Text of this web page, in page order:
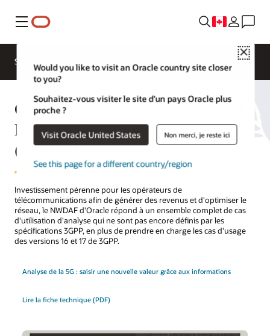
Menu
Close
Would you like to visit an Oracle country site closer
to you?
Souhaitez-vous visiter le site d’un pays Oracle plus
proche ?
Visit Oracle United States Non merci, je reste ici
See this page for a different country/region
Solutions
Oracle Communications Network
Data Analytics Function
(NWDAF)
Investissement pérenne pour les opérateurs de
télécommunications afin de générer des revenus et d'optimiser le
réseau, le NWDAF d'Oracle répond à un ensemble complet de cas
d'utilisation d'analyse qui ne sont pas encore définis par les
spécifications 3GPP, en plus de prendre en charge les cas d'usage
des versions 16 et 17 de 3GPP.
Analyse de la 5G : saisir une nouvelle valeur grâce aux informations
Lire la fiche technique (PDF)